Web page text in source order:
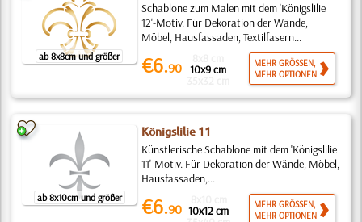
ab 8x8cm und größer
Schablone zum Malen mit dem 'Königslilie
12'-Motiv. Für Dekoration der Wände,
Möbel, Hausfassaden, Textilfasern...
€6.90 10x9 cm
MEHR GRÖSSEN,
MEHR OPTIONEN
ab 8x10cm und größer
Königslilie 11
Künstlerische Schablone mit dem 'Königslilie
11'-Motiv. Für Dekoration der Wände, Möbel,
Hausfassaden,...
€6.90 10x12 cm
MEHR GRÖSSEN,
MEHR OPTIONEN